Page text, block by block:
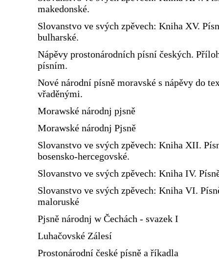
makedonské.
Slovanstvo ve svých zpěvech: Kniha XV.
bulharské.
Nápěvy prostonárodních písní českých.
písním.
Nové národní písně moravské s nápěvy do
vřaděnými.
Morawské národnj pjsně
Morawské národnj Pjsně
Slovanstvo ve svých zpěvech: Kniha XII.
bosensko-hercegovské.
Slovanstvo ve svých zpěvech: Kniha IV.
Slovanstvo ve svých zpěvech: Kniha VI.
maloruské
Pjsně národnj w Čechách - svazek I
Luhačovské Zálesí
Prostonárodní české písně a říkadla